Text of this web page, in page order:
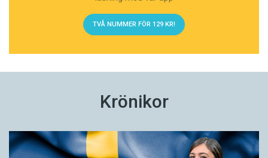
TVÅ NUMMER FÖR 129 KR!
Krönikor